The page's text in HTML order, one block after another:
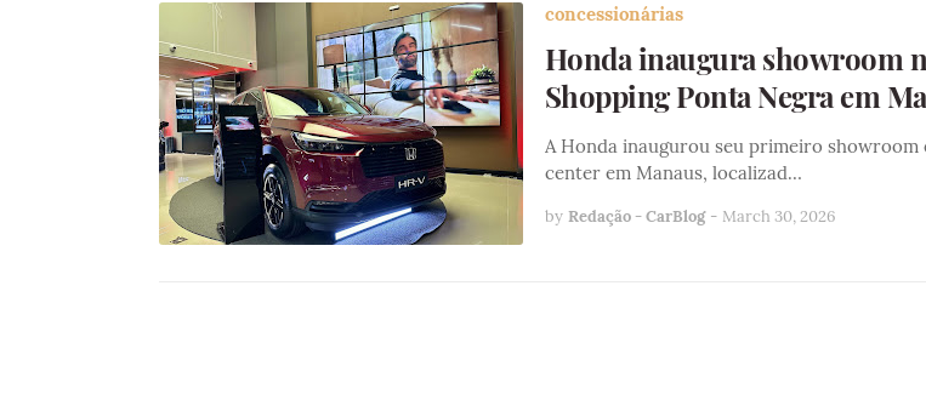
concessionárias
Honda inaugura showroom
Shopping Ponta Negra em
A Honda inaugurou seu primeiro showroom
center em Manaus, localizad…
by Redação - CarBlog - March 30, 2026